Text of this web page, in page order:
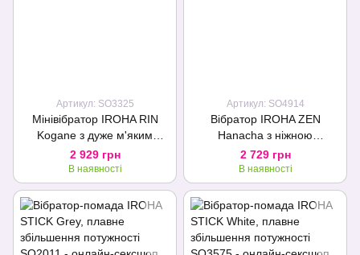
Артикул: SO3325
Мінівібратор IROHA RIN
Kogane з дуже м'яким
кінчиком
2 929 грн
В наявності
Артикул: SO4914
Вібратор IROHA ZEN
Hanacha з ніжною
ребристою поверхнею
2 729 грн
В наявності